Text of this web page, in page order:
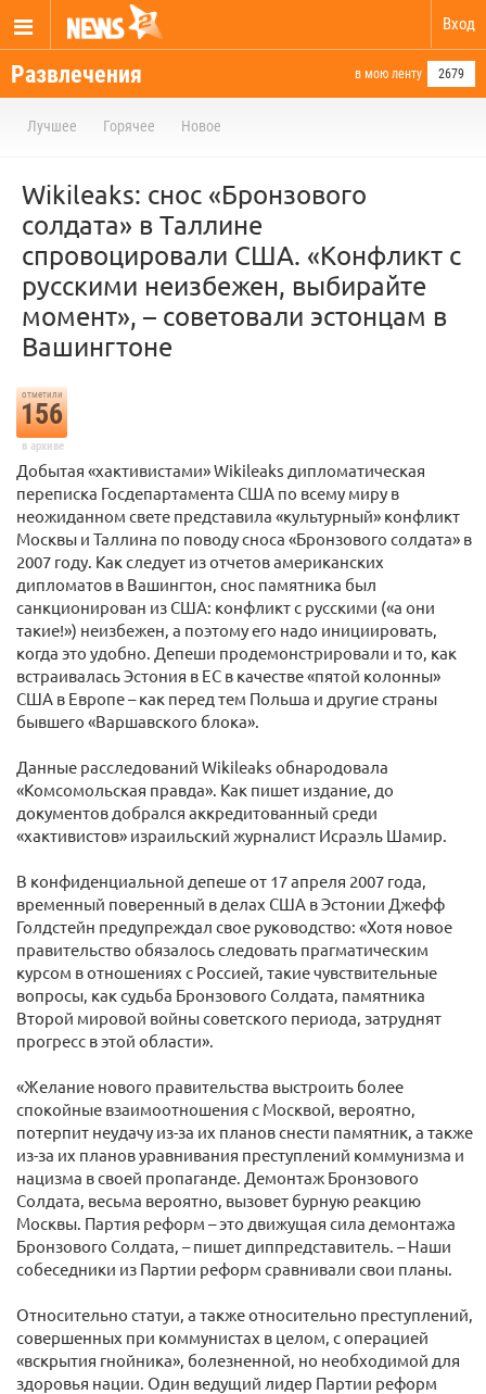
Вход
Развлечения в мою ленту 2679
Лучшее Горячее Новое
Wikileaks: снос «Бронзового
солдата» в Таллине
спровоцировали США. «Конфликт с
русскими неизбежен, выбирайте
момент», – советовали эстонцам в
Вашингтоне
отметили
156
в архиве
Добытая «хактивистами» Wikileaks дипломатическая
переписка Госдепартамента США по всему миру в
неожиданном свете представила «культурный» конфликт
Москвы и Таллина по поводу сноса «Бронзового солдата» в
2007 году. Как следует из отчетов американских
дипломатов в Вашингтон, снос памятника был
санкционирован из США: конфликт с русскими («а они
такие!») неизбежен, а поэтому его надо инициировать,
когда это удобно. Депеши продемонстрировали и то, как
встраивалась Эстония в ЕС в качестве «пятой колонны»
США в Европе – как перед тем Польша и другие страны
бывшего «Варшавского блока».
Данные расследований Wikileaks обнародовала
«Комсомольская правда». Как пишет издание, до
документов добрался аккредитованный среди
«хактивистов» израильский журналист Исраэль Шамир.
В конфиденциальной депеше от 17 апреля 2007 года,
временный поверенный в делах США в Эстонии Джефф
Голдстейн предупреждал свое руководство: «Хотя новое
правительство обязалось следовать прагматическим
курсом в отношениях с Россией, такие чувствительные
вопросы, как судьба Бронзового Солдата, памятника
Второй мировой войны советского периода, затруднят
прогресс в этой области».
«Желание нового правительства выстроить более
спокойные взаимоотношения с Москвой, вероятно,
потерпит неудачу из-за их планов снести памятник, а также
из-за их планов уравнивания преступлений коммунизма и
нацизма в своей пропаганде. Демонтаж Бронзового
Солдата, весьма вероятно, вызовет бурную реакцию
Москвы. Партия реформ – это движущая сила демонтажа
Бронзового Солдата, – пишет диппредставитель. – Наши
собеседники из Партии реформ сравнивали свои планы.
Относительно статуи, а также относительно преступлений,
совершенных при коммунистах в целом, с операцией
«вскрытия гнойника», болезненной, но необходимой для
здоровья нации. Один ведущий лидер Партии реформ